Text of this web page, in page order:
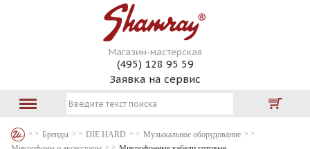
Магазин-мастерская
(495) 128 95 59
Заявка на сервис
Бренды DIE HARD
Музыкальное оборудование